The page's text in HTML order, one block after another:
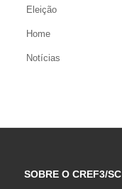
Eleição
Home
Notícias
SOBRE O CREF3/SC